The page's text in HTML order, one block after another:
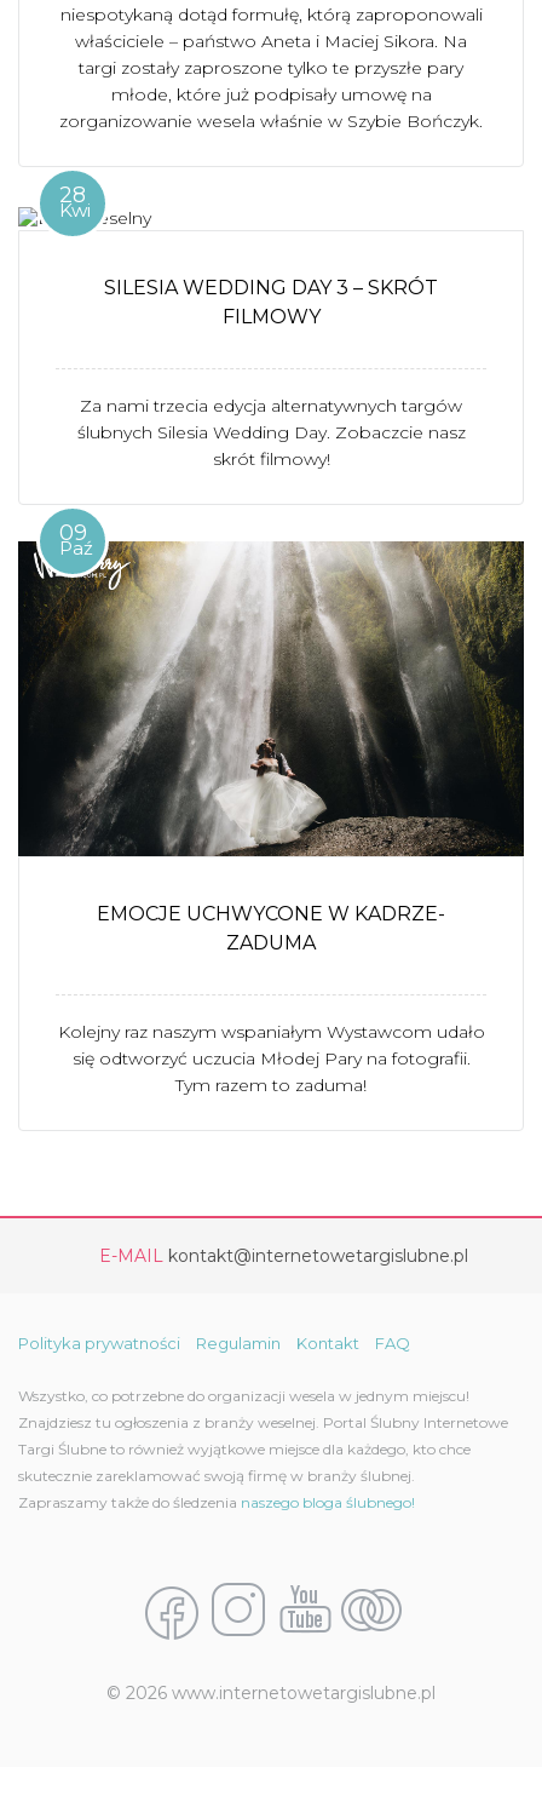
niespotykaną dotąd formułę, którą zaproponowali
właściciele – państwo Aneta i Maciej Sikora. Na
targi zostały zaproszone tylko te przyszłe pary
młode, które już podpisały umowę na
zorganizowanie wesela właśnie w Szybie Bończyk.
28
Kwi
SILESIA WEDDING DAY 3 – SKRÓT
FILMOWY
Za nami trzecia edycja alternatywnych targów
ślubnych Silesia Wedding Day. Zobaczcie nasz
skrót filmowy!
09
Paź
EMOCJE UCHWYCONE W KADRZE-
ZADUMA
Kolejny raz naszym wspaniałym Wystawcom udało
się odtworzyć uczucia Młodej Pary na fotografii.
Tym razem to zaduma!
E-MAIL kontakt@internetowetargislubne.pl
Polityka prywatności Regulamin Kontakt FAQ
Wszystko, co potrzebne do organizacji wesela w jednym miejscu!
Znajdziesz tu ogłoszenia z branży weselnej. Portal Ślubny Internetowe
Targi Ślubne to również wyjątkowe miejsce dla każdego, kto chce
skutecznie zareklamować swoją firmę w branży ślubnej.
Zapraszamy także do śledzenia naszego bloga ślubnego!
© 2026 www.internetowetargislubne.pl